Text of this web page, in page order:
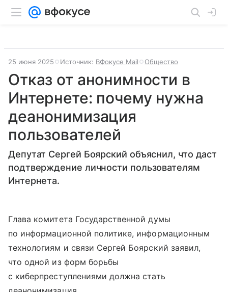
25 июня 2025 Источник: ВФокусе Mail Общество
Отказ от анонимности в
Интернете: почему нужна
деанонимизация
пользователей
Депутат Сергей Боярский объяснил, что даст
подтверждение личности пользователям
Интернета.
Глава комитета Государственной думы
по информационной политике, информационным
технологиям и связи Сергей Боярский заявил,
что одной из форм борьбы
с киберпреступлениями должна стать